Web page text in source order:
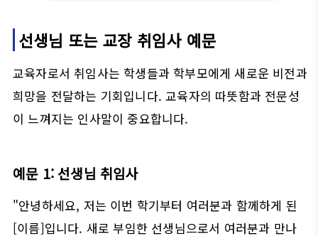
선생님 또는 교장 취임사 예문
교육자로서 취임사는 학생들과 학부모에게 새로운 비전과
희망을 전달하는 기회입니다. 교육자의 따뜻함과 전문성
이 느껴지는 인사말이 중요합니다.
예문 1: 선생님 취임사
"안녕하세요, 저는 이번 학기부터 여러분과 함께하게 된
[이름]입니다. 새로 부임한 선생님으로서 여러분과 만나